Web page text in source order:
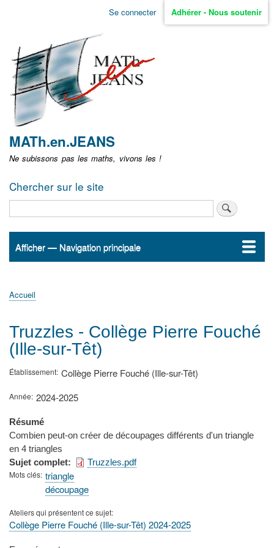
Aller
non
identifié
Se connecter Adhérer - Nous soutenir
MATh.en.JEANS
Ne subissons pas les maths, vivons les !
Chercher sur le site
Navigation
Afficher — Navigation principale
Accueil
ActualitésMATh.en.JEANS ?
Régions et Ateliers
Créer, gérer un atelier
Sujets/Publications
Congrès
d'Ariane
Accueil
Truzzles - Collège Pierre Fouché
(Ille-sur-Têt)
Établissement Collège Pierre Fouché (Ille-sur-Têt)
Année 2024-2025
Résumé
Combien peut-on créer de découpages différents d'un triangle
en 4 triangles
Sujet complet
Truzzles.pdf
Mots clés triangle
découpage
Ateliers qui présentent ce sujet
Collège Pierre Fouché (Ille-sur-Têt) 2024-2025